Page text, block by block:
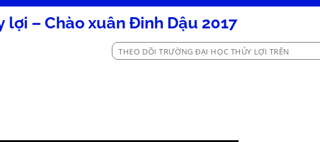
lợi – Chào xuân Đinh Dậu 2017
THEO DÕI TRƯỜNG ĐẠI HỌC THỦY LỢI TRÊN